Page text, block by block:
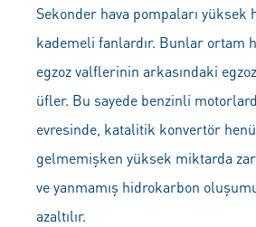
Sekonder hava pompaları yüksek
kademeli fanlardır. Bunlar ortam
egzoz valflerinin arkasındaki
üfler. Bu sayede benzinli
evresinde, katalitik konvertör
gelmemişken yüksek miktarda
ve yanmamış hidrokarbon
azaltılır.